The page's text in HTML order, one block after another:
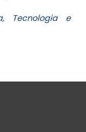
Tecnologia e